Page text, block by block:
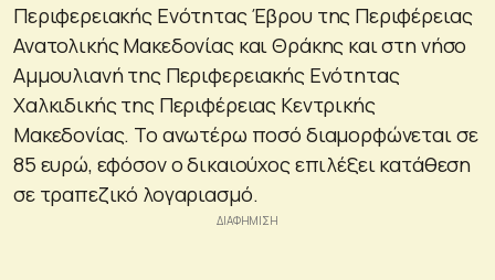
Περιφερειακής Ενότητας Έβρου της Περιφέρειας
Ανατολικής Μακεδονίας και Θράκης και στη νήσο
Αμμουλιανή της Περιφερειακής Ενότητας
Χαλκιδικής της Περιφέρειας Κεντρικής
Μακεδονίας. Το ανωτέρω ποσό διαμορφώνεται σε
85 ευρώ, εφόσον ο δικαιούχος επιλέξει κατάθεση
σε τραπεζικό λογαριασμό.